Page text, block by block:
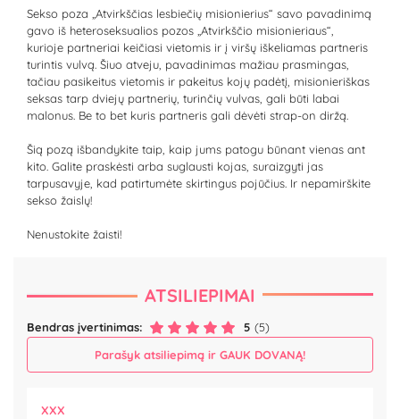
Sekso poza „Atvirkščias lesbiečių misionierius“ savo pavadinimą
gavo iš heteroseksualios pozos „Atvirkščio misionieriaus“,
kurioje partneriai keičiasi vietomis ir į viršų iškeliamas partneris
turintis vulvą. Šiuo atveju, pavadinimas mažiau prasmingas,
tačiau pasikeitus vietomis ir pakeitus kojų padėtį, misionieriškas
seksas tarp dviejų partnerių, turinčių vulvas, gali būti labai
malonus. Be to bet kuris partneris gali dėvėti strap-on diržą.
Šią pozą išbandykite taip, kaip jums patogu būnant vienas ant
kito. Galite praskėsti arba suglausti kojas, suraizgyti jas
tarpusavyje, kad patirtumėte skirtingus pojūčius. Ir nepamirškite
sekso žaislų!
Nenustokite žaisti!
ATSILIEPIMAI
Bendras įvertinimas: 5 (5)
Parašyk atsiliepimą ir GAUK DOVANĄ!
XXX